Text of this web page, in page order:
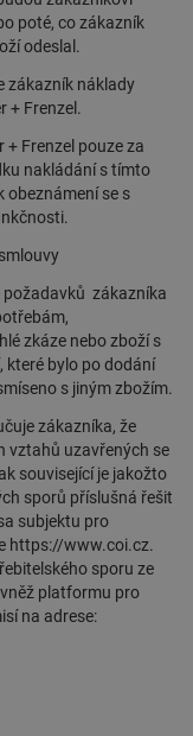
poté, co zákazník
odeslal.
zákazník náklady
+ Frenzel.
Frenzel pouze za
nakládání s tímto
obeznámení se s
požadavků zákazníka
zkáze nebo zboží s
které bylo po dodání
s jiným zbožím.
zákazníka, že
vztahů uzavřených se
související je jakožto
sporů příslušná řešit
subjektu pro
https://www.coi.cz.
sporu ze
platformu pro
na adrese: